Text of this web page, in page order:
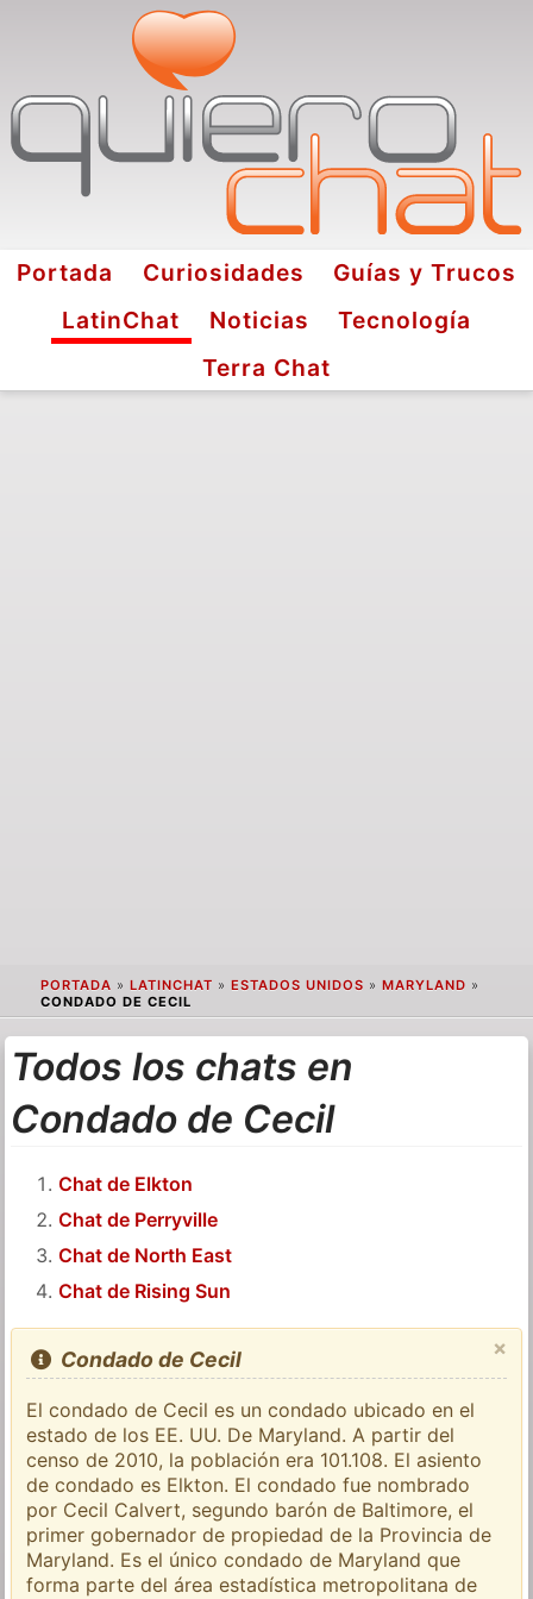
Portada Curiosidades
Guías y Trucos
LatinChat
Noticias
Tecnología
Terra Chat
PORTADA » LATINCHAT » ESTADOS UNIDOS » MARYLAND »
CONDADO DE CECIL
Todos los chats en
Condado de Cecil
Chat de Elkton
Chat de Perryville
Chat de North East
Chat de Rising Sun
×
Condado de Cecil
El condado de Cecil es un condado ubicado en el
estado de los EE. UU. De Maryland. A partir del
censo de 2010, la población era 101.108. El asiento
de condado es Elkton. El condado fue nombrado
por Cecil Calvert, segundo barón de Baltimore, el
primer gobernador de propiedad de la Provincia de
Maryland. Es el único condado de Maryland que
forma parte del área estadística metropolitana de